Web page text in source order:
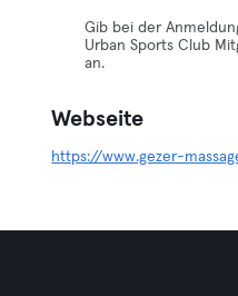
Gib bei der
Urban Sports Club
an.
Webseite
https://www.gezer-